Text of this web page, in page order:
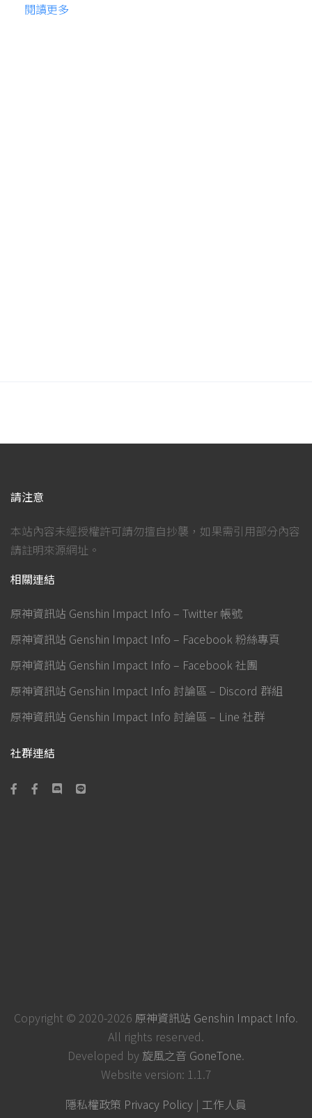
閱讀更多
請注意
本站內容未經授權許可請勿擅自抄襲，如果需引用部分內容
請註明來源網址。
相關連結
原神資訊站 Genshin Impact Info – Twitter 帳號
原神資訊站 Genshin Impact Info – Facebook 粉絲專頁
原神資訊站 Genshin Impact Info – Facebook 社團
原神資訊站 Genshin Impact Info 討論區 – Discord 群組
原神資訊站 Genshin Impact Info 討論區 – Line 社群
社群連結
Copyright © 2020-2026 原神資訊站 Genshin Impact Info.
All rights reserved.
Developed by 旋風之音 GoneTone.
Website version: 1.1.7
隱私權政策 Privacy Policy | 工作人員